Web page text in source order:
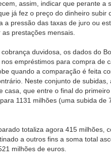
assim, indicar que perante a
já fez o preço do dinheiro subir
a pressão das taxas de juro ou
prestações mensais.
duvidosa, os dados do
empréstimos para compra de
quando a comparação é feita
Neste conjunto de
casa, que entre o final do
1131 milhões (uma subida de
totaliza agora 415 milhões,
a outros fins a soma total
milhões de euros.